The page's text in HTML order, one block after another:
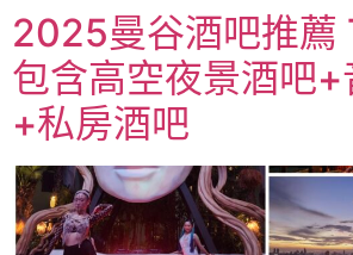
2025曼谷酒吧推薦
包含高空夜景酒吧+
+私房酒吧